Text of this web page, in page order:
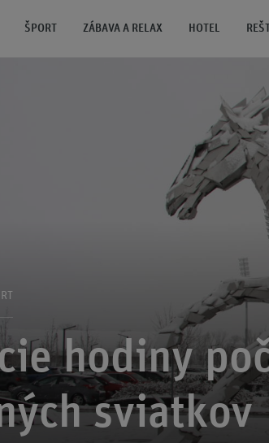
ŠPORT ZÁBAVA A RELAX HOTEL
hodiny
sviatkov